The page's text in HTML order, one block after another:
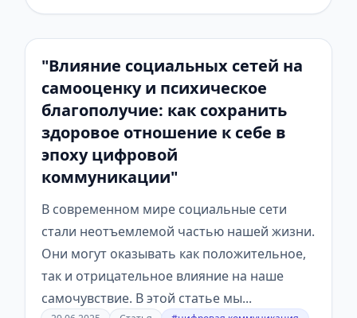
"Влияние социальных сетей на
самооценку и психическое
благополучие: как сохранить
здоровое отношение к себе в
эпоху цифровой
коммуникации"
В современном мире социальные сети
стали неотъемлемой частью нашей жизни.
Они могут оказывать как положительное,
так и отрицательное влияние на наше
самочувствие. В этой статье мы...